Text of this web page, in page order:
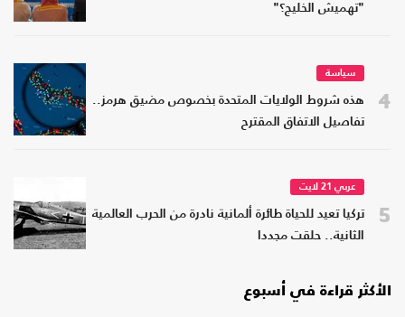
"تهميش الخليج؟"
4
سياسة
هذه شروط الولايات المتحدة بخصوص مضيق هرمز..
تفاصيل الاتفاق المقترح
5
عربي 21 لايت
تركيا تعيد للحياة طائرة ألمانية نادرة من الحرب العالمية
الثانية.. حلقت مجددا
الأكثر قراءة في أسبوع